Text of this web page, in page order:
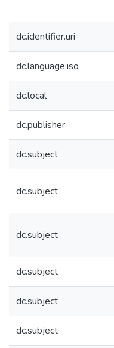
dc.identifier.uri
dc.language.iso
dc.local
dc.publisher
dc.subject
dc.subject
dc.subject
dc.subject
dc.subject
dc.subject